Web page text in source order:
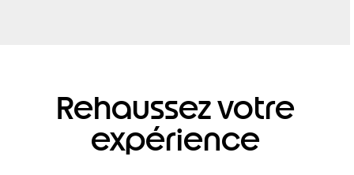
Rehaussez votre
expérience